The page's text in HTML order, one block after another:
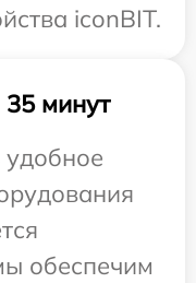
iconBIT.
минут
обеспечим